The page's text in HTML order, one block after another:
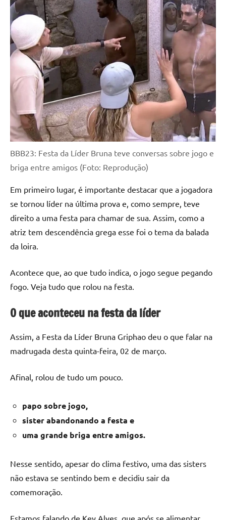
BBB23: Festa da Líder Bruna teve conversas sobre jogo e
briga entre amigos (Foto: Reprodução)
Em primeiro lugar, é importante destacar que a jogadora
se tornou líder na última prova e, como sempre, teve
direito a uma festa para chamar de sua. Assim, como a
atriz tem descendência grega esse foi o tema da balada
da loira.
Acontece que, ao que tudo indica, o jogo segue pegando
fogo. Veja tudo que rolou na festa.
O que aconteceu na festa da líder
Assim, a Festa da Líder Bruna Griphao deu o que falar na
madrugada desta quinta-feira, 02 de março.
Afinal, rolou de tudo um pouco.
papo sobre jogo,
sister abandonando a festa e
uma grande briga entre amigos.
Nesse sentido, apesar do clima festivo, uma das sisters
não estava se sentindo bem e decidiu sair da
comemoração.
Estamos falando de Key Alves, que após se alimentar